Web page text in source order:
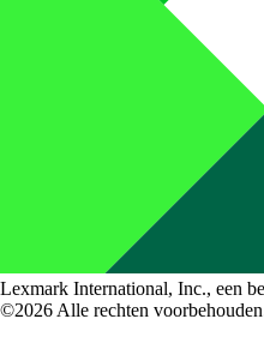
Lexmark International, Inc., een
©2026 Alle rechten